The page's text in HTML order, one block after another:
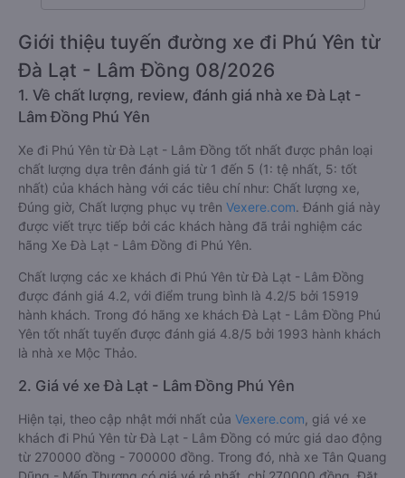
Giới thiệu tuyến đường xe đi Phú Yên từ
Đà Lạt - Lâm Đồng 08/2026
1. Về chất lượng, review, đánh giá nhà xe Đà Lạt -
Lâm Đồng Phú Yên
Xe đi Phú Yên từ Đà Lạt - Lâm Đồng tốt nhất được phân loại
chất lượng dựa trên đánh giá từ 1 đến 5 (1: tệ nhất, 5: tốt
nhất) của khách hàng với các tiêu chí như: Chất lượng xe,
Đúng giờ, Chất lượng phục vụ trên Vexere.com. Đánh giá này
được viết trực tiếp bởi các khách hàng đã trải nghiệm các
hãng Xe Đà Lạt - Lâm Đồng đi Phú Yên.
Chất lượng các xe khách đi Phú Yên từ Đà Lạt - Lâm Đồng
được đánh giá 4.2, với điểm trung bình là 4.2/5 bởi 15919
hành khách. Trong đó hãng xe khách Đà Lạt - Lâm Đồng Phú
Yên tốt nhất tuyến được đánh giá 4.8/5 bởi 1993 hành khách
là nhà xe Mộc Thảo.
2. Giá vé xe Đà Lạt - Lâm Đồng Phú Yên
Hiện tại, theo cập nhật mới nhất của Vexere.com , giá vé xe
khách đi Phú Yên từ Đà Lạt - Lâm Đồng có mức giá dao động
từ 270000 đồng - 700000 đồng. Trong đó, nhà xe Tân Quang